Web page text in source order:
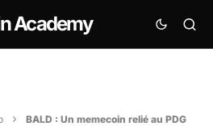
Academy
BALD : Un memecoin relié au PDG